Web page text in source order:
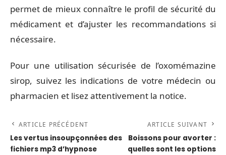
permet de mieux connaître le profil de sécurité du
médicament et d’ajuster les recommandations si
nécessaire.
Pour une utilisation sécurisée de l’oxomémazine
sirop, suivez les indications de votre médecin ou
pharmacien et lisez attentivement la notice.
ARTICLE PRÉCÉDENT
Les vertus insoupçonnées des
fichiers mp3 d’hypnose
ARTICLE SUIVANT
Boissons pour avorter :
quelles sont les options